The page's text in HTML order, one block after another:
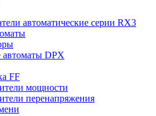
автоматические серии RX3
DPX
FF
мощности
перенапряжения